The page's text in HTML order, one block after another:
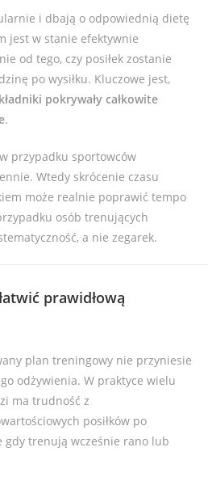
i dbają o odpowiednią dietę
jest w stanie efektywnie
od tego, czy posiłek zostanie
po wysiłku. Kluczowe jest,
pokrywały całkowite
.
przypadku sportowców
Wtedy skrócenie czasu
może realnie poprawić tempo
osób trenujących
a nie zegarek.
prawidłową
plan treningowy nie przyniesie
odżywienia. W praktyce wielu
ma trudność z
posiłków po
gdy trenują wcześnie rano lub